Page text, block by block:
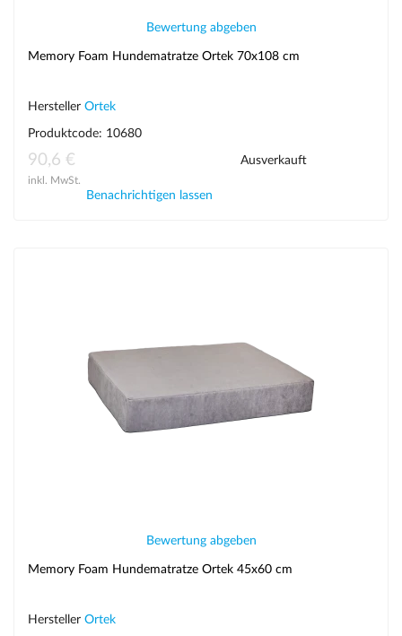
Bewertung abgeben
Memory Foam Hundematratze Ortek 70x108 cm
Hersteller Ortek
Produktcode: 10680
90,6 €
inkl. MwSt.
Ausverkauft
Benachrichtigen lassen
Bewertung abgeben
Memory Foam Hundematratze Ortek 45x60 cm
Hersteller Ortek